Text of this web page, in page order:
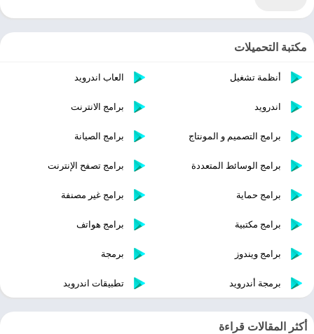
مكتبة التحميلات
أنظمة تشغيل العاب اندرويد
اندرويد برامج الانترنت
برامج التصميم و المونتاج برامج الصيانة
برامج الوسائط المتعددة برامج تصفح الإنترنت
برامج حماية برامج غير مصنفة
برامج مكتبية برامج هواتف
برامج ويندوز برمجة
برمجة أندرويد تطبيقات اندرويد
أكثر المقالات قراءة